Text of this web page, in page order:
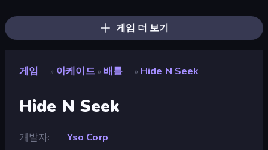
게임 더 보기
게임 » 아케이드 » 배틀 » Hide N Seek
Hide N Seek
개발자
Yso Corp